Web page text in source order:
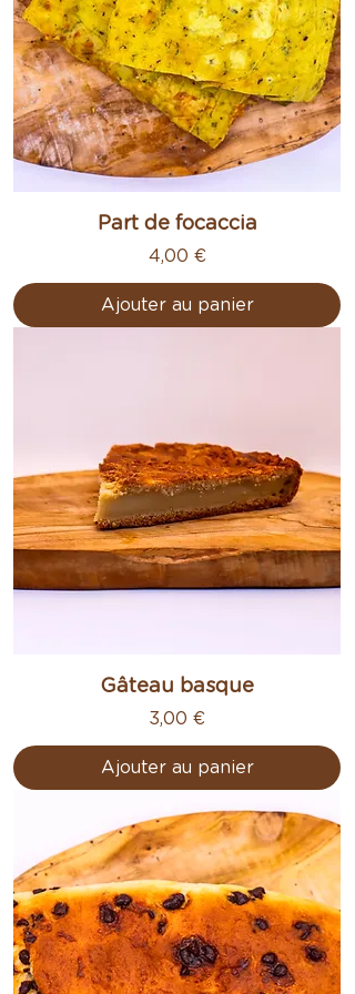
Part de focaccia
Prix
4,00 €
Ajouter au panier
Gâteau basque
Prix
3,00 €
Ajouter au panier